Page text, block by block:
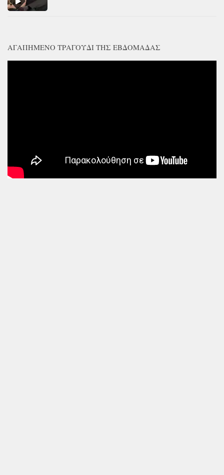
ΑΓΑΠΗΜΈΝΟ ΤΡΑΓΟΎΔΙ ΤΗΣ ΕΒΔΟΜΆΔΑΣ